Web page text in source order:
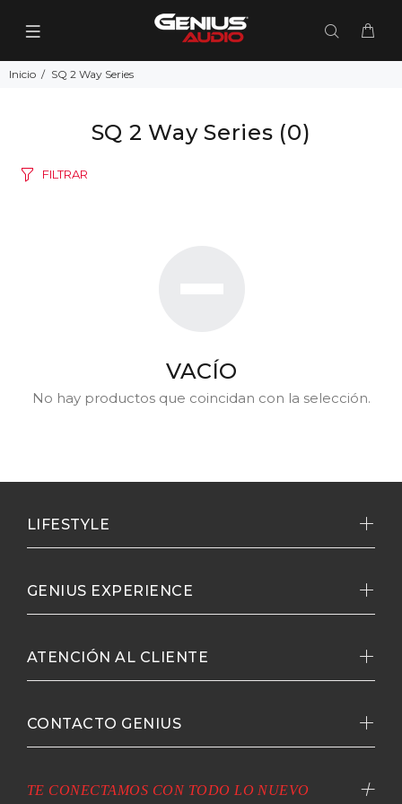
Inicio SQ 2 Way Series
SQ 2 Way Series (0)
FILTRAR
VACÍO
No hay productos que coincidan con la selección.
TE CONECTAMOS CON TODO LO NUEVO
LIFESTYLE
GENIUS EXPERIENCE
ATENCIÓN AL CLIENTE
CONTACTO GENIUS